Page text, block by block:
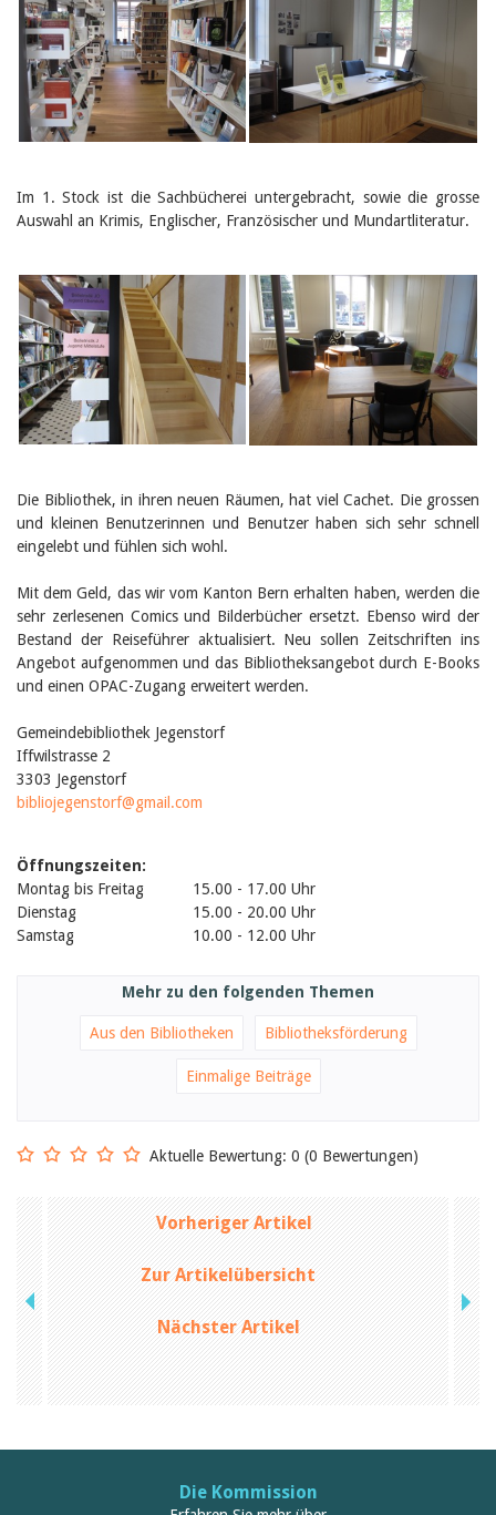
Im 1. Stock ist die Sachbücherei untergebracht, sowie die grosse
Auswahl an Krimis, Englischer, Französischer und Mundartliteratur.
Die Bibliothek, in ihren neuen Räumen, hat viel Cachet. Die grossen
und kleinen Benutzerinnen und Benutzer haben sich sehr schnell
eingelebt und fühlen sich wohl.
Mit dem Geld, das wir vom Kanton Bern erhalten haben, werden die
sehr zerlesenen Comics und Bilderbücher ersetzt. Ebenso wird der
Bestand der Reiseführer aktualisiert. Neu sollen Zeitschriften ins
Angebot aufgenommen und das Bibliotheksangebot durch E-Books
und einen OPAC-Zugang erweitert werden.
Gemeindebibliothek Jegenstorf
Iffwilstrasse 2
3303 Jegenstorf
bibliojegenstorf@gmail.com
Öffnungszeiten:
Montag bis Freitag
15.00 - 17.00 Uhr
Dienstag
15.00 - 20.00 Uhr
Samstag
10.00 - 12.00 Uhr
Mehr zu den folgenden Themen
Aus den Bibliotheken Bibliotheksförderung
Einmalige Beiträge
Aktuelle Bewertung: 0 (0 Bewertungen)
Vorheriger Artikel
Zur Artikelübersicht
Nächster Artikel
Die Kommission